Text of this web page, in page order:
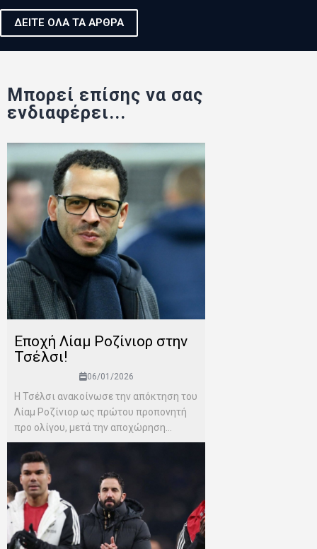
ΔΕΙΤΕ ΟΛΑ ΤΑ ΑΡΘΡΑ
Μπορεί επίσης να σας
ενδιαφέρει...
Εποχή Λίαμ Ροζίνιορ στην
Τσέλσι!
06/01/2026
Η Τσέλσι ανακοίνωσε την απόκτηση του
Λίαμ Ροζίνιορ ως πρώτου προπονητή
προ ολίγου, μετά την αποχώρηση...